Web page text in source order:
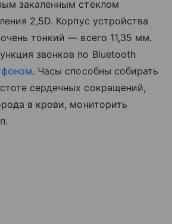
закаленным стеклом
2,5D. Корпус устройства
тонкий — всего 11,35 мм.
звонков по Bluetooth
. Часы способны собирать
сердечных сокращений,
в крови, мониторить